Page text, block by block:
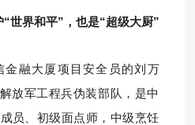
“世界和平”，也是“超级大厨”
金融大厦项目安全员的刘万
放军工程兵伪装部队，是中
员、初级面点师，中级烹饪